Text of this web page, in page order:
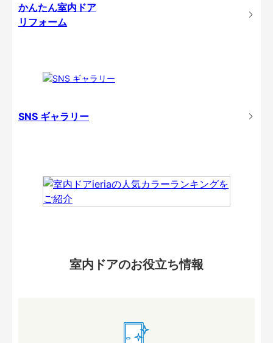
かんたん室内ドア
リフォーム
SNS ギャラリー
室内ドアのお役立ち情報